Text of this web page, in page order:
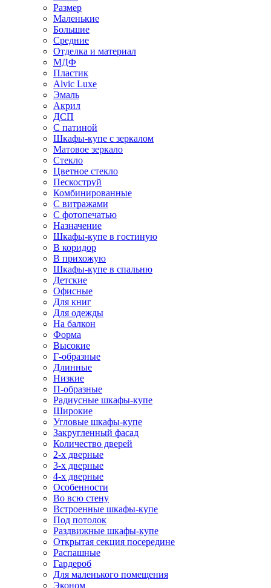
Размер
Маленькие
Большие
Средние
Отделка и материал
МДФ
Пластик
Alvic Luxe
Эмаль
Акрил
ДСП
С патиной
Шкафы-купе с зеркалом
Матовое зеркало
Стекло
Цветное стекло
Пескоструй
Комбинированные
С витражами
С фотопечатью
Назначение
Шкафы-купе в гостиную
В коридор
В прихожую
Шкафы-купе в спальню
Детские
Офисные
Для книг
Для одежды
На балкон
Форма
Высокие
Г-образные
Длинные
Низкие
П-образные
Радиусные шкафы-купе
Широкие
Угловые шкафы-купе
Закругленный фасад
Количество дверей
2-х дверные
3-х дверные
4-х дверные
Особенности
Во всю стену
Встроенные шкафы-купе
Под потолок
Раздвижные шкафы-купе
Открытая секция посередине
Распашные
Гардероб
Для маленького помещения
Эконом